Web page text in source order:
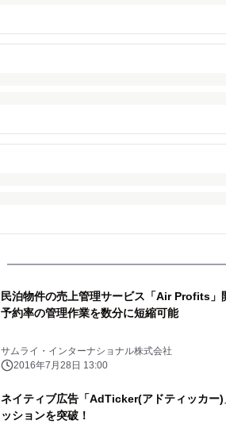
民泊物件の売上管理サービス「Air Profits
予約率の管理作業を数分に短縮可能
サムライ・インターナショナル株式会社
2016年7月28日 13:00
ネイティブ広告「AdTicker(アドティッカー)
ッションを突破！